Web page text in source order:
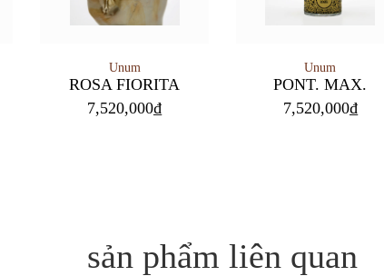
Unum
ROSA FIORITA
7,520,000₫
Unum
PONT. MAX.
7,520,000₫
sản phẩm liên quan